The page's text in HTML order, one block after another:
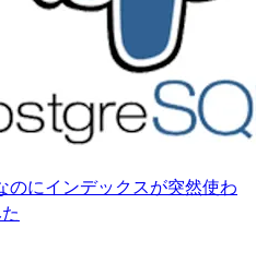
のにインデックスが突然使わ